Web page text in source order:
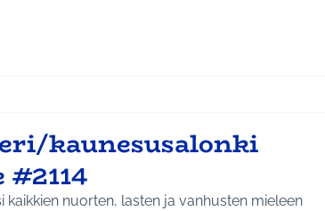
Jokela
mukaan: Ympäristö
kaunesusalonki
nuorten, lasten ja vanhusten mieleen